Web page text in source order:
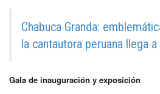
Chabuca Granda:
la cantautora peruana llega
Gala de inauguración y exposición